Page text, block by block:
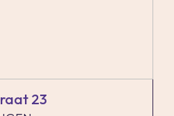
23